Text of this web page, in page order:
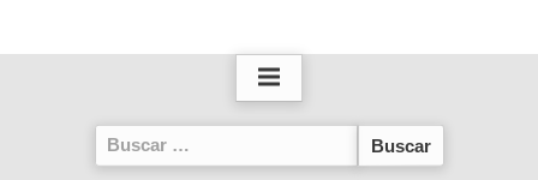
Buscar: